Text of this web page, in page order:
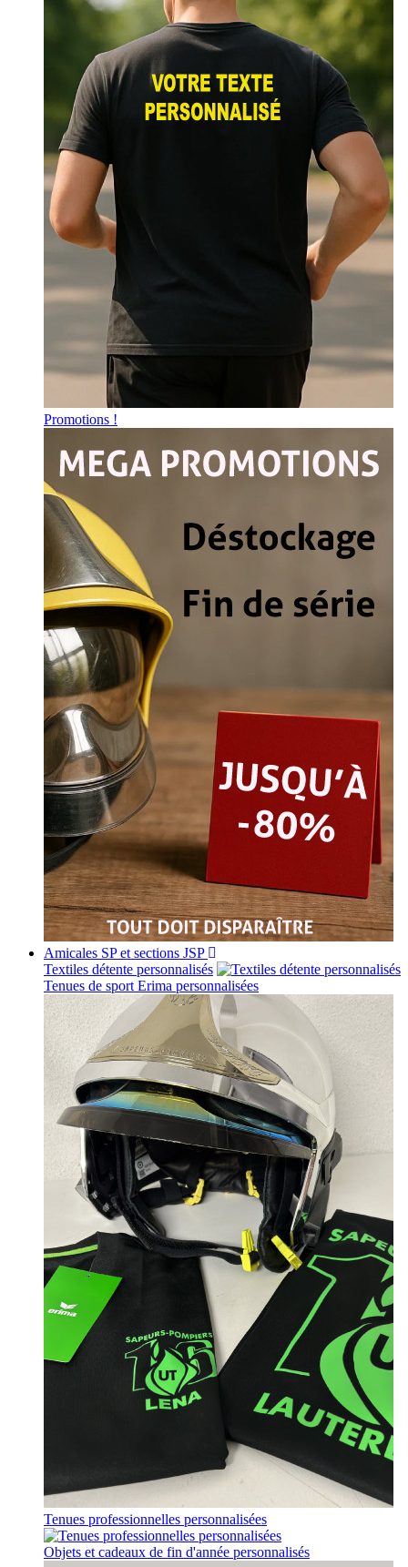
Promotions !
Amicales SP et sections JSP
Textiles détente personnalisés
Tenues de sport Erima personnalisées
Tenues professionnelles personnalisées
Objets et cadeaux de fin d'année personnalisés